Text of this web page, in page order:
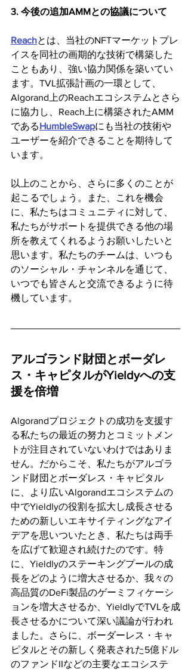
3. 今後の追加AMMとの協議について
Reachとは、当社のNFTマーケットプレ
イスを同社の画期的な技術で構築した
こともあり、強い協力関係を築いてい
ます。TVL拡張計画の一環として、
Algorand上のReachエコシステムとさら
に協力し、Reach上に構築されたAMM
であるHumbleSwapにも当社の技術や
ユーザーを紹介できることを期待して
います。
以上のことから、さらに多くのことが
起こるでしょう。また、これを機会
に、私たちはコミュニティに対して、
私たちがサポートを提供できる他の場
所を教えてくれるようお願いしたいと
思います。私たちのチームは、いつも
のソーシャル・チャンネルを通じて、
いつでも皆さんと交流できるように待
機しています。
アルゴランド財団とボーダレ
ス・キャピタルがYieldyへの支
援を倍増
Algorandプロジェクトの成功を支援す
る私たちの最近の努力とコミットメン
トが注目されていないわけではありま
せん。だからこそ、私たちがアルゴラ
ンド財団とボーダレス・キャピタル
に、より広いAlgorandエコシステムの
中でYieldlyの役割を拡大し成長させる
ための新しいエキサイティングなアイ
デアを思いついたとき、私たちは両手
を広げて歓迎され続けたのです。特
に、Yieldlyのステーキングプールの成
長をどのように増大させるか、我々の
高品質のDeFi製品のゲーミフィケーシ
ョンを増大させるか、YieldlyでTVLを成
長させるかについて深い議論が行われ
ました。さらに、ボーダーレス・キャ
ピタルとその新しく発表された5億ドル
のファンドIIなどの主要なエコシステ